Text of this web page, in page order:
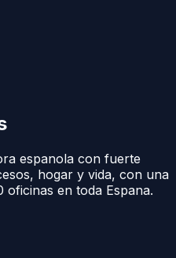
espanola con fuerte
hogar y vida, con una
oficinas en toda Espana.